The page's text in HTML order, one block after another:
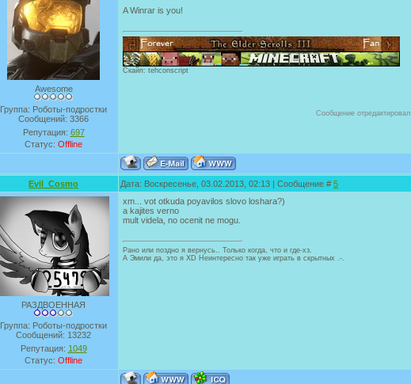
Awesome
Группа: Роботы-подростки
Сообщений: 3366
Репутация: 697
Статус: Offline
A Winrar is you!
Скайп: tehconscript
Сообщение отредактировал
Evil_Cosmo Дата: Воскресенье, 03.02.2013, 02:13 | Сообщение # 5
РАЗДВОЕННАЯ
Группа: Роботы-подростки
Сообщений: 13232
Репутация: 1049
Статус: Offline
xm... vot otkuda poyavilos slovo loshara?)
a kajites verno
mult videla, no ocenit ne mogu.
Рано или поздно я вернусь.. Только когда, что и где-хз.
А Эмили да, это я XD Неинтересно так уже играть в скрытных .-.